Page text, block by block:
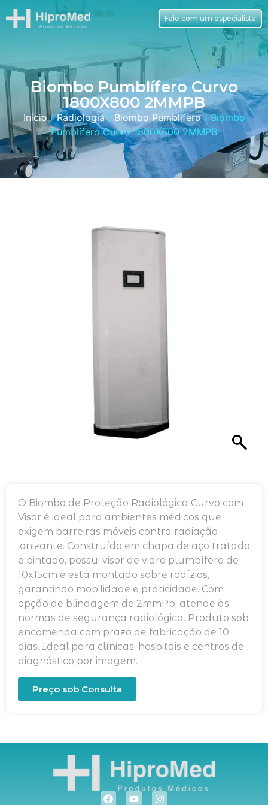
Fale com um especialista
Biombo Pumblífero Curvo
1800X800 2MMPB
Início/Radiologia/ Biombo Pumblifero/ Biombo
Pumblífero Curvo 1800X800 2MMPB
O Biombo de Proteção Radiológica Curvo com
Visor é ideal para ambientes médicos que
exigem barreiras móveis contra radiação
ionizante. Construído em chapa de aço tratado
e pintado, possui visor de vidro plumbífero de
10x15cm e está montado sobre rodízios,
garantindo mobilidade e praticidade. Com
opção de blindagem de 2mmPb, atende às
normas de segurança radiológica. Produto sob
encomenda com prazo de fabricação de 10
dias. Ideal para clínicas, hospitais e centros de
diagnóstico por imagem.
Preço sob Consulta